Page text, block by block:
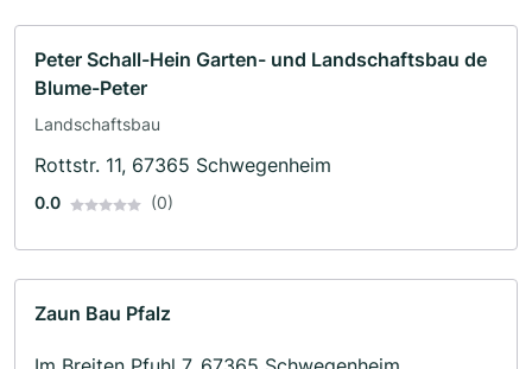
Peter Schall-Hein Garten- und Landschaftsbau de
Blume-Peter
Landschaftsbau
Rottstr. 11, 67365 Schwegenheim
0.0 (0)
Zaun Bau Pfalz